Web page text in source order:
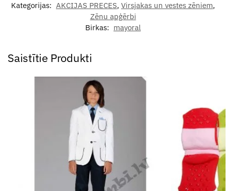
Kategorijas: AKCIJAS PRECES, Virsjakas un vestes zēniem,
Zēnu apģērbi
Birkas: mayoral
Saistītie Produkti